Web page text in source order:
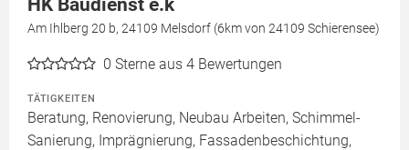
HK Baudienst e.k
Am Ihlberg 20 b, 24109 Melsdorf (6km von 24109 Schierensee)
0 Sterne aus 4 Bewertungen
TÄTIGKEITEN
Beratung, Renovierung, Neubau Arbeiten, Schimmel-
Sanierung, Imprägnierung, Fassadenbeschichtung,